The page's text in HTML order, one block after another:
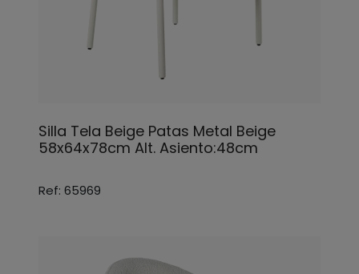
Silla Tela Beige Patas Metal Beige
58x64x78cm Alt. Asiento:48cm
Ref: 65969